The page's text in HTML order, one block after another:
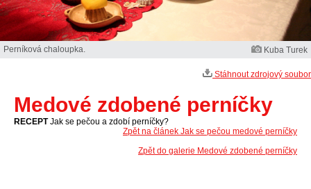
Perníková chaloupka. Kuba Turek
Stáhnout zdrojový soubor
Medové zdobené perníčky
RECEPTJak se pečou a zdobí perníčky?
Zpět na článek Jak se pečou medové perníčky
Zpět do galerie Medové zdobené perníčky